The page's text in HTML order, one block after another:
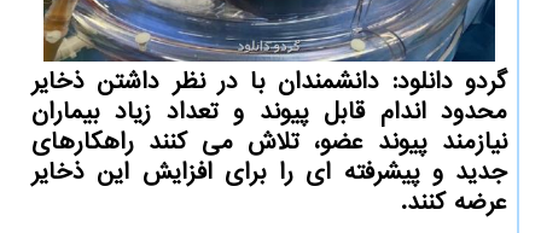
گردو دانلود: دانشمندان با در نظر داشتن ذخایر
محدود اندام قابل پیوند و تعداد زیاد بیماران
نیازمند پیوند عضو، تلاش می کنند راهکارهای
جدید و پیشرفته ای را برای افزایش این ذخایر
عرضه کنند.